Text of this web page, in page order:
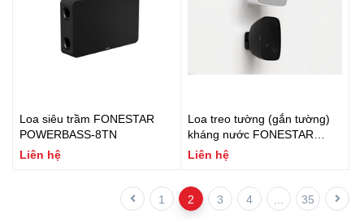
Loa siêu trầm FONESTAR
POWERBASS-8TN
Liên hệ
Loa treo tường (gắn tường)
kháng nước FONESTAR
SONORA-5TB
Liên hệ
1 2 3 4 35